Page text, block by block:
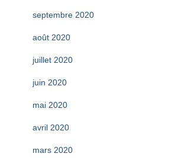
septembre 2020
août 2020
juillet 2020
juin 2020
mai 2020
avril 2020
mars 2020